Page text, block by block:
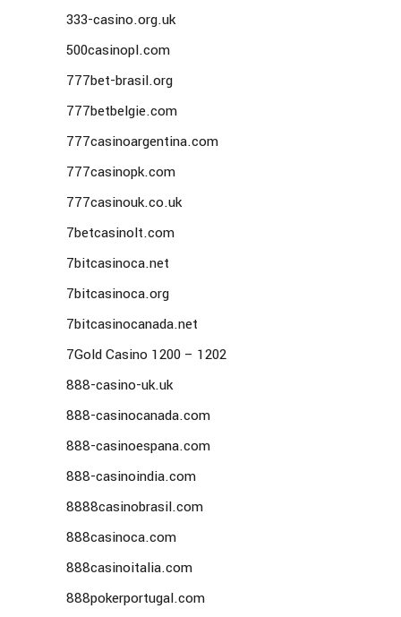
333-casino.org.uk
500casinopl.com
777bet-brasil.org
777betbelgie.com
777casinoargentina.com
777casinopk.com
777casinouk.co.uk
7betcasinolt.com
7bitcasinoca.net
7bitcasinoca.org
7bitcasinocanada.net
7Gold Casino 1200 – 1202
888-casino-uk.uk
888-casinocanada.com
888-casinoespana.com
888-casinoindia.com
8888casinobrasil.com
888casinoca.com
888casinoitalia.com
888pokerportugal.com